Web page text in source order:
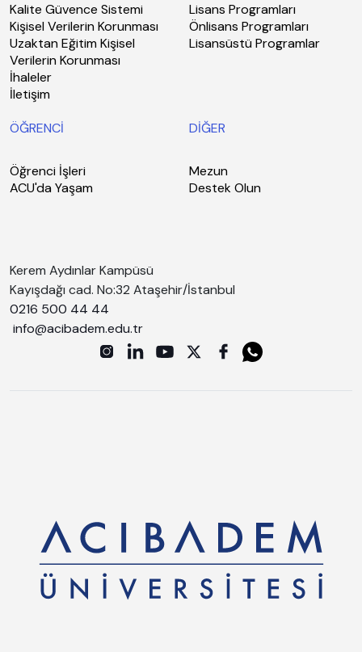
Kalite Güvence Sistemi
Kişisel Verilerin Korunması
Uzaktan Eğitim Kişisel
Verilerin Korunması
İhaleler
İletişim
Lisans Programları
Önlisans Programları
Lisansüstü Programlar
ÖĞRENCİ
Öğrenci İşleri
ACU'da Yaşam
DİĞER
Mezun
Destek Olun
Kerem Aydınlar Kampüsü
Kayışdağı cad. No:32 Ataşehir/İstanbul
0216 500 44 44
info@acibadem.edu.tr